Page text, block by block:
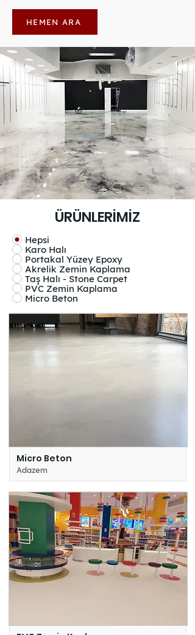
HEMEN ARA
ÜRÜNLERİMİZ
Hepsi
Karo Halı
Portakal Yüzey Epoxy
Akrelik Zemin Kaplama
Taş Halı - Stone Carpet
PVC Zemin Kaplama
Micro Beton
Micro Beton
Adazem